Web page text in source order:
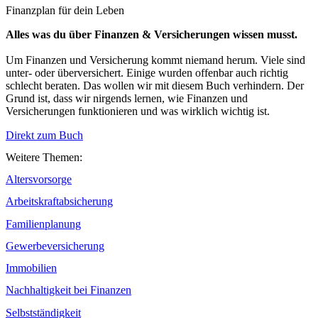
Finanzplan für dein Leben
Alles was du über Finanzen & Versicherungen wissen musst.
Um Finanzen und Versicherung kommt niemand herum. Viele sind
unter- oder überversichert. Einige wurden offenbar auch richtig
schlecht beraten. Das wollen wir mit diesem Buch verhindern. Der
Grund ist, dass wir nirgends lernen, wie Finanzen und
Versicherungen funktionieren und was wirklich wichtig ist.
Direkt zum Buch
Weitere Themen:
Altersvorsorge
Arbeitskraftabsicherung
Familienplanung
Gewerbeversicherung
Immobilien
Nachhaltigkeit bei Finanzen
Selbstständigkeit